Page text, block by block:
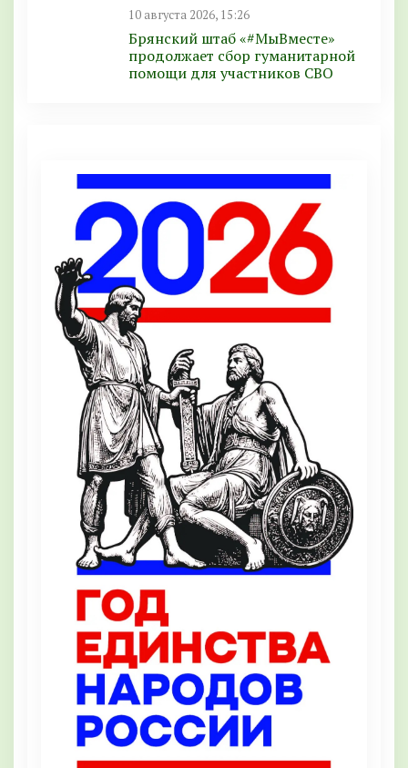
10 августа 2026, 15:26
Брянский штаб «#МыВместе»
продолжает сбор гуманитарной
помощи для участников СВО